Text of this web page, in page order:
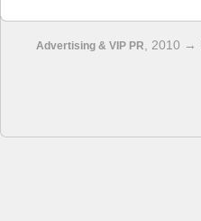
Advertising & VIP PR , 2010 →